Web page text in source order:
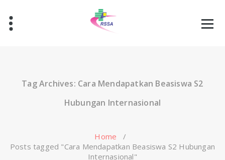
content
Tag Archives: Cara Mendapatkan Beasiswa S2
Hubungan Internasional
Home /
Posts tagged "Cara Mendapatkan Beasiswa S2 Hubungan
Internasional"